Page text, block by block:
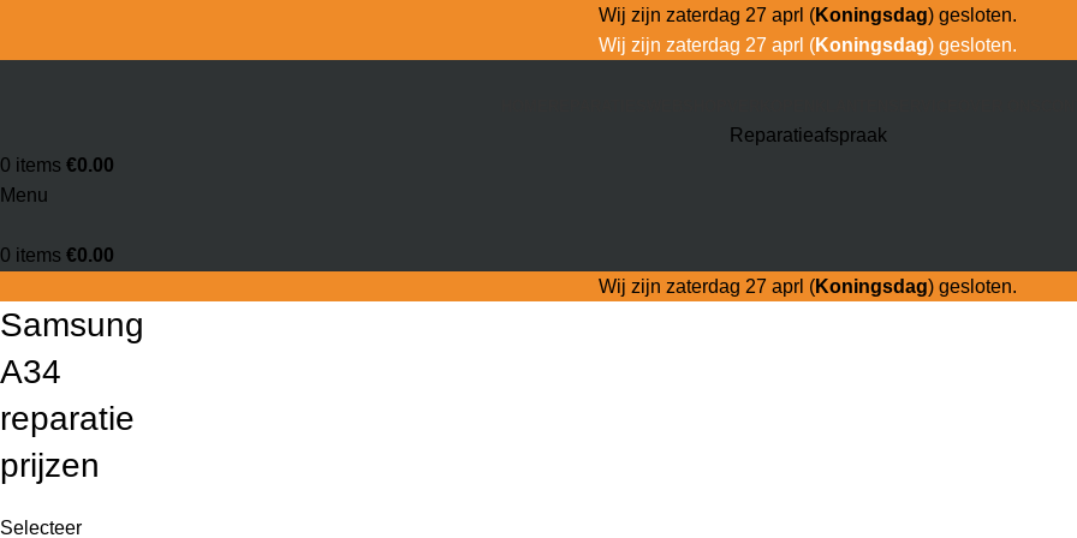
Wij zijn zaterdag 27 aprl (Koningsdag) gesloten.
Wij zijn zaterdag 27 aprl (Koningsdag) gesloten.
Reparatieafspraak
0 items €0.00
Menu
0 items €0.00
Wij zijn zaterdag 27 aprl (Koningsdag) gesloten.
Samsung
A34
reparatie
prijzen
Selecteer